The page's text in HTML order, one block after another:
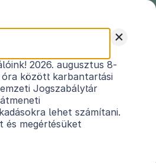
31.) Korm. rendelet
miniszter irányítása
hivatalok és költségvetési
háttérintézmények
összefüggő egyes
módosításáról és az
akadémia (CEPOL)
+
2026. augusztus 8-
óra között karbantartási
Jogszabálytár
lehet számítani.
és megértésüket